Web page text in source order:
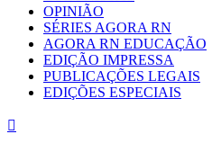
OPINIÃO
SÉRIES AGORA RN
AGORA RN EDUCAÇÃO
EDIÇÃO IMPRESSA
PUBLICAÇÕES LEGAIS
EDIÇÕES ESPECIAIS